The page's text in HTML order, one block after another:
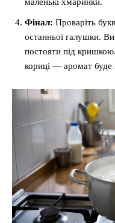
маленькі хмаринки.
Фінал: Проваріть
останньої галушки.
постояти під
кориці — аромат буде